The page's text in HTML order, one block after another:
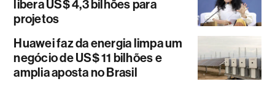
libera US$ 4,3 bilhões para
projetos
Huawei faz da energia limpa um
negócio de US$ 11 bilhões e
amplia aposta no Brasil